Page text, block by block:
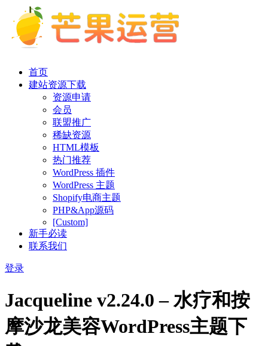
首页
建站资源下载
资源申请
会员
联盟推广
稀缺资源
HTML模板
热门推荐
WordPress 插件
WordPress 主题
Shopify电商主题
PHP&App源码
[Custom]
新手必读
联系我们
登录
Jacqueline v2.24.0 – 水疗和按
摩沙龙美容WordPress主题下